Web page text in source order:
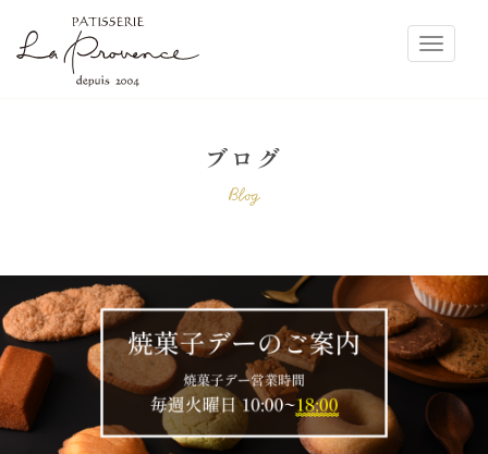
ブログ
Blog